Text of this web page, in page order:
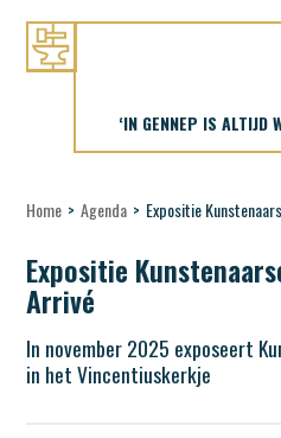
‘IN GENNEP IS ALTIJD
Home > Agenda > Expositie
Expositie
Arrivé
In november 2025 exposeert
in het Vincentiuskerkje